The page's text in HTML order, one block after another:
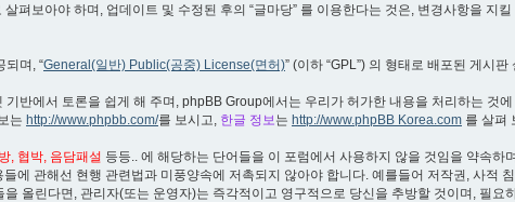
펴보아야 하며, 업데이트 및 수정된 후의 “글마당” 를 이용한다는 것은, 변경사항을 지
되며, “General(일반) Public(공중) License(면허)” (이하 “GPL”) 의 형태로 배포된 게시판
반에서 토론을 쉽게 해 주며, phpBB Group에서는 우리가 허가한 내용을 처리하는 것
는 http://www.phpbb.com/를 보시고, 한글 정보는 http://www.phpBB Korea.com 를 살펴
, 협박, 음담패설 등등.. 에 해당하는 단어들을 이 포럼에서 사용하지 않을 것임을 약속하
들에 관해선 현행 관련법과 미풍양속에 저촉되지 않아야 합니다. 예를들어 저작권, 사적
올린다면, 관리자(또는 운영자)는 즉각적이고 영구적으로 당신을 추방할 것이며, 필요